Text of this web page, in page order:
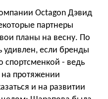
Octagon Дэвид
партнеры
планы на весну. По
удивлен, если бренды
спортсменкой - ведь
на протяжении
и на развитии